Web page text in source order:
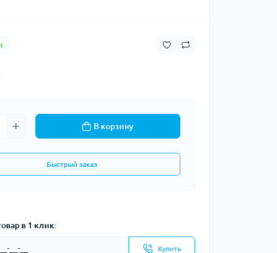
В корзину
Быстрый заказ
в 1 клик:
Купить